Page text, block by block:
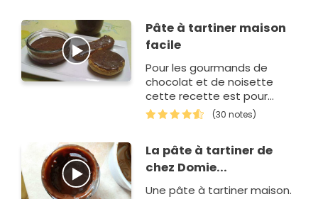
Pâte à tartiner maison
facile
Pour les gourmands de
chocolat et de noisette
cette recette est pour
vous... rien ne vaut que le
fait maison !
(30 notes)
La pâte à tartiner de
chez Domie...
Une pâte à tartiner maison.